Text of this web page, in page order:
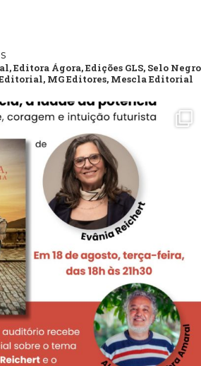
Editora Ágora, Edições GLS, Selo Negro
MG Editores, Mescla Editorial